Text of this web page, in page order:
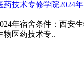
药技术专修学院2024
年宿舍条件：西安
物医药技术专..